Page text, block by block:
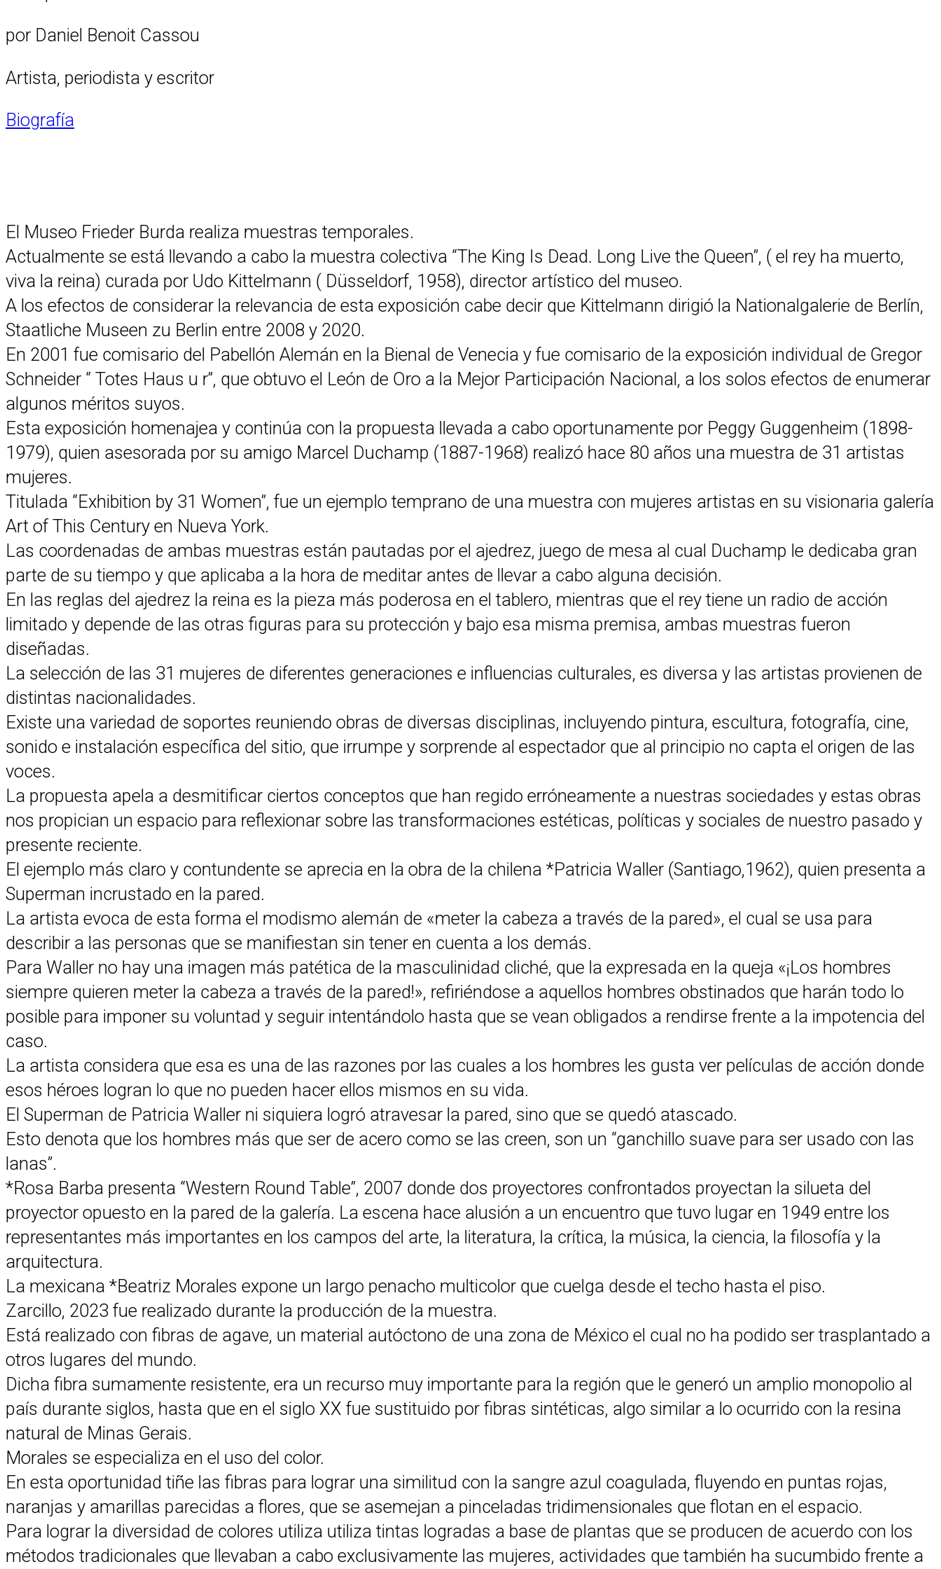
por Daniel Benoit Cassou
Artista, periodista y escritor
Biografía
El Museo Frieder Burda realiza muestras temporales.
Actualmente se está llevando a cabo la muestra colectiva “The King Is Dead. Long Live the Queen”, ( el rey ha muerto,
viva la reina) curada por Udo Kittelmann ( Düsseldorf, 1958), director artístico del museo.
A los efectos de considerar la relevancia de esta exposición cabe decir que Kittelmann dirigió la Nationalgalerie de Berlín,
Staatliche Museen zu Berlin entre 2008 y 2020.
En 2001 fue comisario del Pabellón Alemán en la Bienal de Venecia y fue comisario de la exposición individual de Gregor
Schneider “ Totes Haus u r”, que obtuvo el León de Oro a la Mejor Participación Nacional, a los solos efectos de enumerar
algunos méritos suyos.
Esta exposición homenajea y continúa con la propuesta llevada a cabo oportunamente por Peggy Guggenheim (1898-
1979), quien asesorada por su amigo Marcel Duchamp (1887-1968) realizó hace 80 años una muestra de 31 artistas
mujeres.
Titulada “Exhibition by 31 Women”, fue un ejemplo temprano de una muestra con mujeres artistas en su visionaria galería
Art of This Century en Nueva York.
Las coordenadas de ambas muestras están pautadas por el ajedrez, juego de mesa al cual Duchamp le dedicaba gran
parte de su tiempo y que aplicaba a la hora de meditar antes de llevar a cabo alguna decisión.
En las reglas del ajedrez la reina es la pieza más poderosa en el tablero, mientras que el rey tiene un radio de acción
limitado y depende de las otras figuras para su protección y bajo esa misma premisa, ambas muestras fueron
diseñadas.
La selección de las 31 mujeres de diferentes generaciones e influencias culturales, es diversa y las artistas provienen de
distintas nacionalidades.
Existe una variedad de soportes reuniendo obras de diversas disciplinas, incluyendo pintura, escultura, fotografía, cine,
sonido e instalación específica del sitio, que irrumpe y sorprende al espectador que al principio no capta el origen de las
voces.
La propuesta apela a desmitificar ciertos conceptos que han regido erróneamente a nuestras sociedades y estas obras
nos propician un espacio para reflexionar sobre las transformaciones estéticas, políticas y sociales de nuestro pasado y
presente reciente.
El ejemplo más claro y contundente se aprecia en la obra de la chilena *Patricia Waller (Santiago,1962), quien presenta a
Superman incrustado en la pared.
La artista evoca de esta forma el modismo alemán de «meter la cabeza a través de la pared», el cual se usa para
describir a las personas que se manifiestan sin tener en cuenta a los demás.
Para Waller no hay una imagen más patética de la masculinidad cliché, que la expresada en la queja «¡Los hombres
siempre quieren meter la cabeza a través de la pared!», refiriéndose a aquellos hombres obstinados que harán todo lo
posible para imponer su voluntad y seguir intentándolo hasta que se vean obligados a rendirse frente a la impotencia del
caso.
La artista considera que esa es una de las razones por las cuales a los hombres les gusta ver películas de acción donde
esos héroes logran lo que no pueden hacer ellos mismos en su vida.
El Superman de Patricia Waller ni siquiera logró atravesar la pared, sino que se quedó atascado.
Esto denota que los hombres más que ser de acero como se las creen, son un “ganchillo suave para ser usado con las
lanas”.
*Rosa Barba presenta “Western Round Table”, 2007 donde dos proyectores confrontados proyectan la silueta del
proyector opuesto en la pared de la galería. La escena hace alusión a un encuentro que tuvo lugar en 1949 entre los
representantes más importantes en los campos del arte, la literatura, la crítica, la música, la ciencia, la filosofía y la
arquitectura.
La mexicana *Beatriz Morales expone un largo penacho multicolor que cuelga desde el techo hasta el piso.
Zarcillo, 2023 fue realizado durante la producción de la muestra.
Está realizado con fibras de agave, un material autóctono de una zona de México el cual no ha podido ser trasplantado a
otros lugares del mundo.
Dicha fibra sumamente resistente, era un recurso muy importante para la región que le generó un amplio monopolio al
país durante siglos, hasta que en el siglo XX fue sustituido por fibras sintéticas, algo similar a lo ocurrido con la resina
natural de Minas Gerais.
Morales se especializa en el uso del color.
En esta oportunidad tiñe las fibras para lograr una similitud con la sangre azul coagulada, fluyendo en puntas rojas,
naranjas y amarillas parecidas a flores, que se asemejan a pinceladas tridimensionales que flotan en el espacio.
Para lograr la diversidad de colores utiliza utiliza tintas logradas a base de plantas que se producen de acuerdo con los
métodos tradicionales que llevaban a cabo exclusivamente las mujeres, actividades que también ha sucumbido frente a